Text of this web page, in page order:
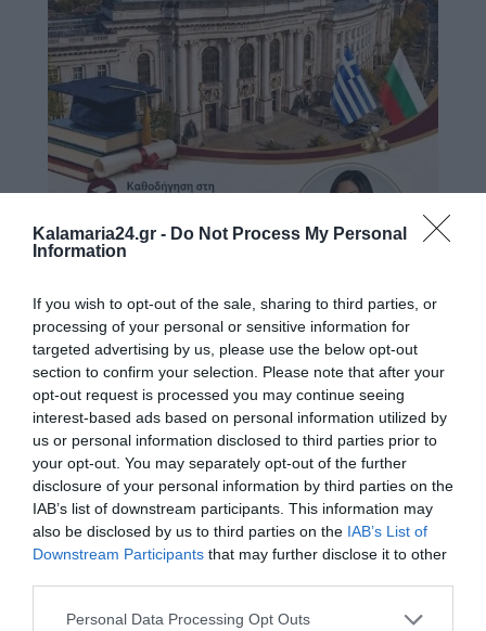
Kalamaria24.gr - Do Not Process My Personal
Information
If you wish to opt-out of the sale, sharing to third parties, or
processing of your personal or sensitive information for
targeted advertising by us, please use the below opt-out
section to confirm your selection. Please note that after your
opt-out request is processed you may continue seeing
interest-based ads based on personal information utilized by
us or personal information disclosed to third parties prior to
your opt-out. You may separately opt-out of the further
disclosure of your personal information by third parties on the
IAB’s list of downstream participants. This information may
also be disclosed by us to third parties on the IAB’s List of
Downstream Participants that may further disclose it to other
Personal Data Processing Opt Outs